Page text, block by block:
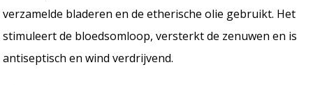
verzamelde bladeren en de etherische olie gebruikt. Het
stimuleert de bloedsomloop, versterkt de zenuwen en is
antiseptisch en wind verdrijvend.